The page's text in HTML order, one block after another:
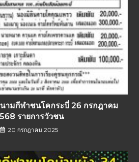
ามกีฬาชนโคกระบี่ 26 กรกฎาคม
รายการวัวชน
20 กรกฎาคม 2025